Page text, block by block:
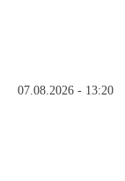
07.08.2026 - 13:20